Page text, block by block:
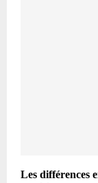
Les différences